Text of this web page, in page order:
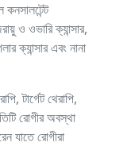
কনসালটেন্ট
ও ওভারি ক্যান্সার,
ক্যান্সার এবং নানা
টার্গেট থেরাপি,
রোগীর অবস্থা
যাতে রোগীরা